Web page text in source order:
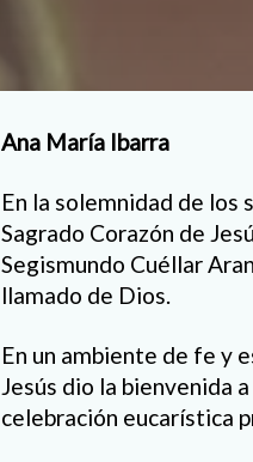
Ana María Ibarra
En la solemnidad de los
Sagrado Corazón de
Segismundo Cuéllar
llamado de Dios.
En un ambiente de fe y
Jesús dio la bienvenida
celebración eucarística